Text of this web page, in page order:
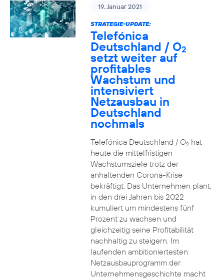
19. Januar 2021
STRATEGIE-UPDATE:
Telefónica
Deutschland / O2
setzt weiter auf
profitables
Wachstum und
intensiviert
Netzausbau in
Deutschland
nochmals
Telefónica Deutschland / O2hat
heute die mittelfristigen
Wachstumsziele trotz der
anhaltenden Corona-Krise
bekräftigt. Das Unternehmen plant,
in den drei Jahren bis 2022
kumuliert um mindestens fünf
Prozent zu wachsen und
gleichzeitig seine Profitabilität
nachhaltig zu steigern. Im
laufenden ambitioniertesten
Netzausbauprogramm der
Unternehmensgeschichte macht